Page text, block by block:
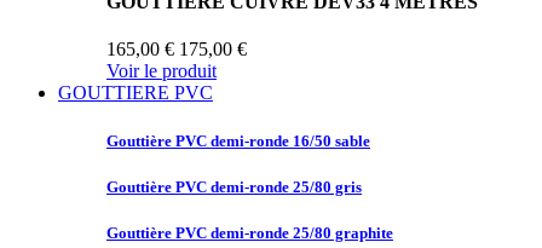
165,00 € 175,00 €
Voir le produit
GOUTTIERE PVC
Gouttière PVC demi-ronde 16/50 sable
Gouttière PVC demi-ronde 25/80 gris
Gouttière PVC demi-ronde 25/80 graphite